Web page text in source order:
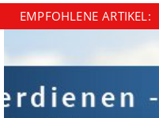
EMPFOHLENE ARTIKEL: